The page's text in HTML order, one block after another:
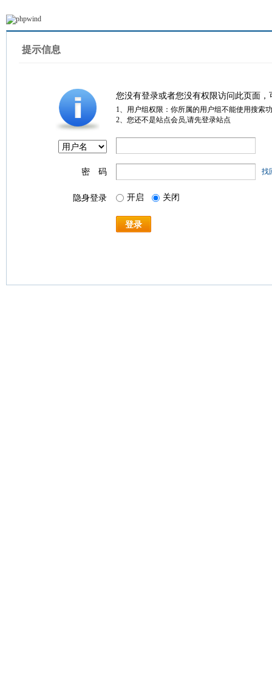
提示信息
您没有登录或者您没有权限访问此页面
1、用户组权限：你所属的用户组不能使用搜索
2、您还不是站点会员,请先登录站点
密 码 找
隐身登录 开启 关闭
登录